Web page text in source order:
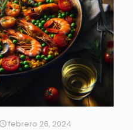
febrero 26, 2024